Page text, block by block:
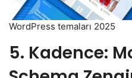
WordPress temaları 2025
5. Kadence: